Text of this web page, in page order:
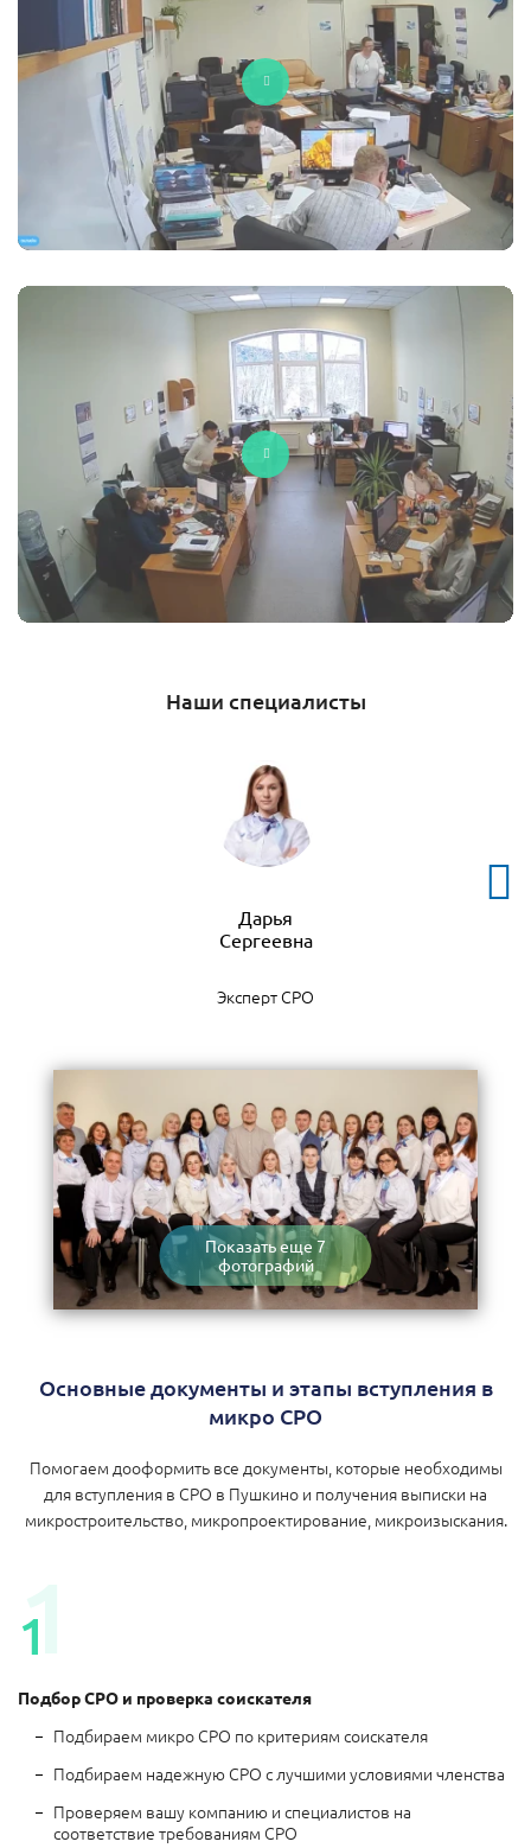
Наши специалисты
Дарья
Сергеевна
Эксперт СРО
Показать еще 7
фотографий
Основные документы и этапы вступления в
микро СРО
Помогаем дооформить все документы, которые необходимы
для вступления в СРО в Пушкино и получения выписки на
микростроительство, микропроектирование, микроизыскания.
Подбор СРО и проверка соискателя
Подбираем микро СРО по критериям соискателя
Подбираем надежную СРО с лучшими условиями членства
Проверяем вашу компанию и специалистов на
соответствие требованиям СРО